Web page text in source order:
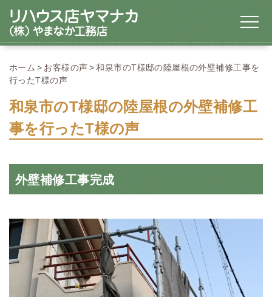
ホーム お客様の声
和泉市のT様邸の陸屋根の外壁補修工事を
行ったT様の声
和泉市のT様邸の陸屋根の外壁補修工
事を行ったT様の声
外壁補修工事完成